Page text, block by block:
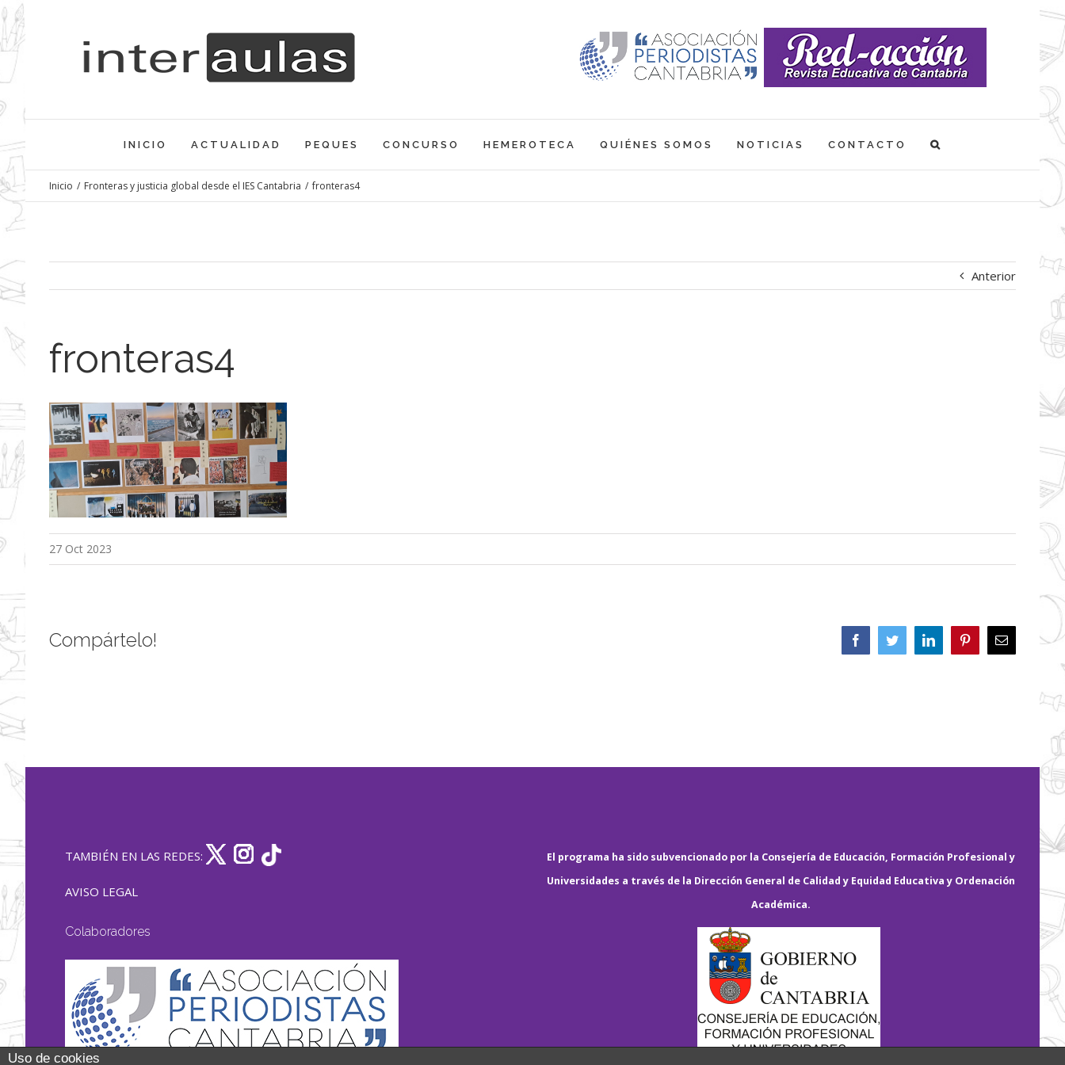
Saltar
al
contenido
INICIO ACTUALIDAD PEQUES CONCURSO HEMEROTECA QUIÉNES SOMOS NOTICIAS CONTACTO
Inicio / Fronteras y justicia global desde el IES Cantabria / fronteras4
Anterior
fronteras4
27 Oct 2023
Compártelo! FacebookTwitterLinkedIn PinterestCorreo
electrónico
TAMBIÉN EN LAS REDES:
AVISO LEGAL
Colaboradores
El programa ha sido subvencionado por la Consejería de Educación, Formación Profesional y
Universidades a través de la Dirección General de Calidad y Equidad Educativa y Ordenación
Académica.
Uso de cookies